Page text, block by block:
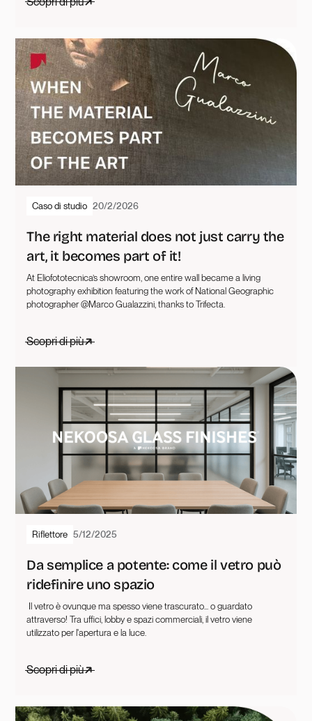
Caso di studio 20/2/2026
The right material does not just carry the
art, it becomes part of it!
At Eliofototecnica’s showroom, one entire wall became a living
photography exhibition featuring the work of National Geographic
photographer @Marco Gualazzini, thanks to Trifecta.
Scopri di più
Riflettore 5/12/2025
Da semplice a potente: come il vetro può
ridefinire uno spazio
‍ Il vetro è ovunque ma spesso viene trascurato... o guardato
attraverso! Tra uffici, lobby e spazi commerciali, il vetro viene
utilizzato per l'apertura e la luce.
Scopri di più